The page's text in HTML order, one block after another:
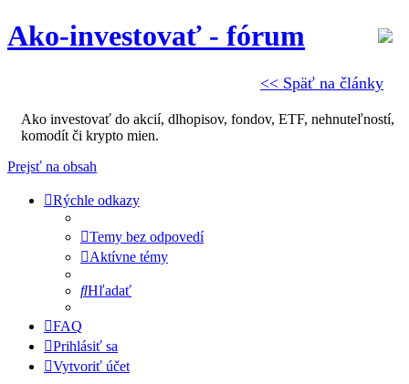
<< Späť na články
Ako-investovať - fórum
Ako investovať do akcií, dlhopisov, fondov, ETF, nehnuteľností,
komodít či krypto mien.
Prejsť na obsah
Rýchle odkazy
Temy bez odpovedí
Aktívne témy
Hľadať
FAQ
Prihlásiť sa
Vytvoriť účet